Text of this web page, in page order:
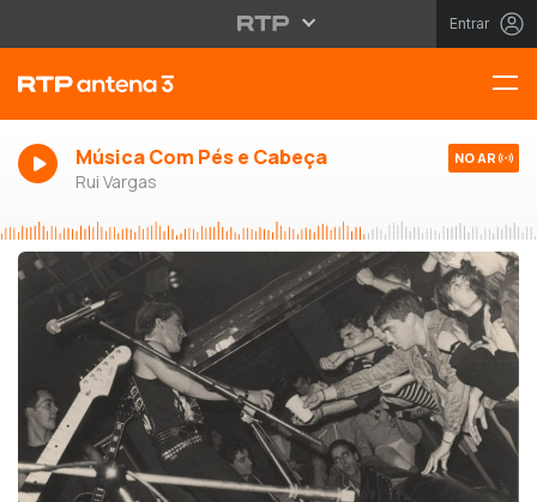
Entrar
Música Com Pés e Cabeça
Rui Vargas
NO AR